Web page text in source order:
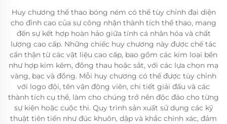
Huy chương thể thao bóng ném có thể tùy chỉnh đại diện
cho đỉnh cao của sự công nhận thành tích thể thao, mang
đến sự kết hợp hoàn hảo giữa tính cá nhân hóa và chất
lượng cao cấp. Những chiếc huy chương này được chế tác
cẩn thận từ các vật liệu cao cấp, bao gồm các kim loại bền
như hợp kim kẽm, đồng thau hoặc sắt, với các lựa chọn mạ
vàng, bạc và đồng. Mỗi huy chương có thể được tùy chỉnh
với logo đội, tên vận động viên, chi tiết giải đấu và các
thành tích cụ thể, làm cho chúng trở nên độc đáo cho từng
sự kiện hoặc cuộc thi. Quy trình sản xuất sử dụng các kỹ
thuật tiên tiến như đúc khuôn, dập và khắc chính xác, đảm